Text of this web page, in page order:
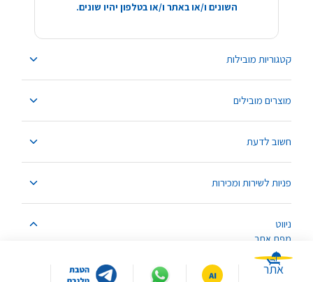
קטגוריות מובילות
מוצרים מובילים
חשוב לדעת
פניות לשירות ומכירות
ניווט
מפת אתר
השונים ו/או באתר ו/או בטלפון יהיו שונים.
אתר